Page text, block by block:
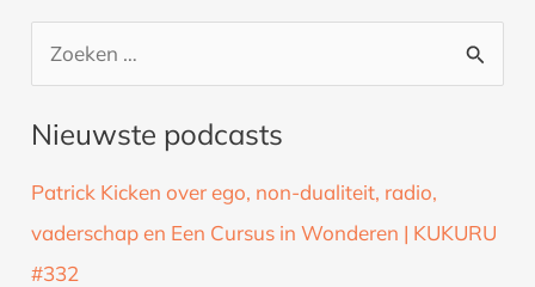
e
k
a
Nieuwste podcasts
Patrick Kicken over ego, non-dualiteit, radio,
vaderschap en Een Cursus in Wonderen | KUKURU
#332